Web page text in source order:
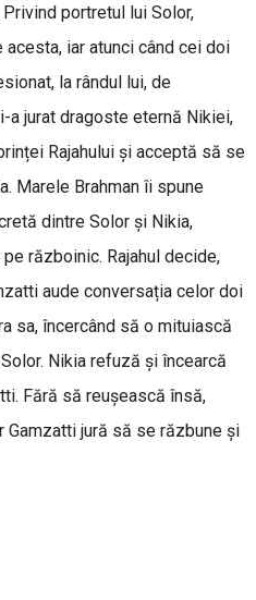
portretul lui Solor,
iar atunci când cei doi
la rândul lui, de
jurat dragoste eternă Nikiei,
Rajahului și acceptă să se
Marele Brahman îi spune
dintre Solor și Nikia,
războinic. Rajahul decide,
aude conversația celor doi
sa, încercând să o mituiască
Nikia refuză și încearcă
Fără să reușească însă,
jură să se răzbune și